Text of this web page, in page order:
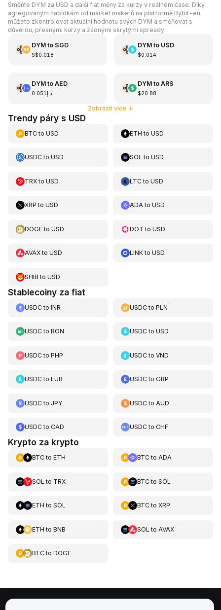
Směňte DYM za USD a další fiat měny za kurzy v reálném čase. Díky
agregovaným nabídkám od market makerů na platformě Bybit-eu
můžete zkontrolovat aktuální hodnotu svých DYM a směňovat s
důvěrou, přesnými kurzy a žádnými skrytými spready.
DYMto SGD
S$0.018
DYMto USD
$0.014
DYMto AED
د.إ0.051
DYMto ARS
$20.88
Zobrazit více ↓
Trendy páry s USD
BTCto USD ETH toUSD
USDCto USD SOL toUSD
TRXto USD LTCtoUSD
XRP to USD ADAtoUSD
DOGEto USD DOT toUSD
AVAXto USD LINKtoUSD
SHIB to USD
Stablecoiny za fiat
USDCto INR USDCtoPLN
USDCto RON USDCtoUSD
USDCto PHP USDCtoVND
USDCto EUR USDCtoGBP
USDCto JPY USDCto AUD
USDCto CAD USDCtoCHF
Krypto za krypto
BTCto ETH BTCto ADA
SOL to TRX BTCto SOL
ETH to SOL BTCto XRP
ETH to BNB SOL to AVAX
BTCto DOGE